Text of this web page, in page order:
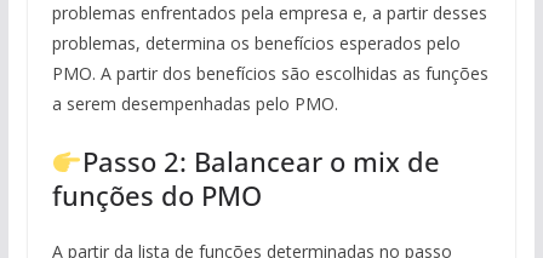
problemas enfrentados pela empresa e, a partir desses
problemas, determina os benefícios esperados pelo
PMO. A partir dos benefícios são escolhidas as funções
a serem desempenhadas pelo PMO.
Passo 2: Balancear o mix de
funções do PMO
A partir da lista de funções determinadas no passo